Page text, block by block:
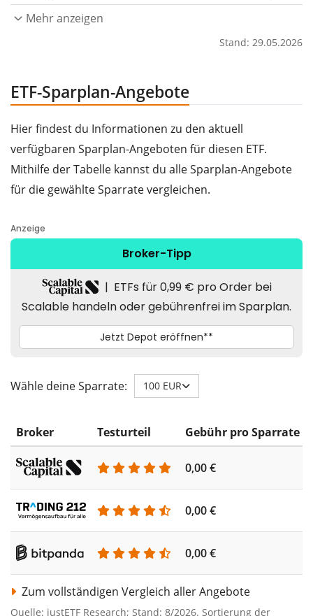
Mehr anzeigen
Stand: 29.05.2026
ETF-Sparplan-Angebote
Hier findest du Informationen zu den aktuell
verfügbaren Sparplan-Angeboten für diesen ETF.
Mithilfe der Tabelle kannst du alle Sparplan-Angebote
für die gewählte Sparrate vergleichen.
Wähle deine Sparrate: 100 EUR
Broker Testurteil Gebühr pro Sparrate
0,00 €
0,00 €
0,00 €
Zum vollständigen Vergleich aller Angebote
Quelle: justETF Research; Stand: 8/2026. Sortierung der